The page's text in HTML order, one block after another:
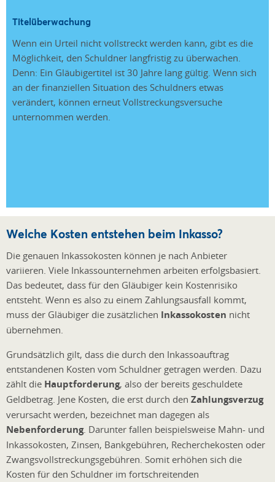
Titelüberwachung
Wenn ein Urteil nicht vollstreckt werden kann, gibt es die
Möglichkeit, den Schuldner langfristig zu überwachen.
Denn: Ein Gläubigertitel ist 30 Jahre lang gültig. Wenn sich
an der finanziellen Situation des Schuldners etwas
verändert, können erneut Vollstreckungsversuche
unternommen werden.
Welche Kosten entstehen beim Inkasso?
Die genauen Inkassokosten können je nach Anbieter
variieren. Viele Inkassounternehmen arbeiten erfolgsbasiert.
Das bedeutet, dass für den Gläubiger kein Kostenrisiko
entsteht. Wenn es also zu einem Zahlungsausfall kommt,
muss der Gläubiger die zusätzlichen Inkassokosten nicht
übernehmen.
Grundsätzlich gilt, dass die durch den Inkassoauftrag
entstandenen Kosten vom Schuldner getragen werden. Dazu
zählt die Hauptforderung, also der bereits geschuldete
Geldbetrag. Jene Kosten, die erst durch den Zahlungsverzug
verursacht werden, bezeichnet man dagegen als
Nebenforderung. Darunter fallen beispielsweise Mahn- und
Inkassokosten, Zinsen, Bankgebühren, Recherchekosten oder
Zwangsvollstreckungsgebühren. Somit erhöhen sich die
Kosten für den Schuldner im fortschreitenden